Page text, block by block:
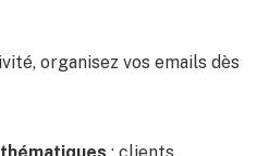
organisez vos emails dès
: clients,